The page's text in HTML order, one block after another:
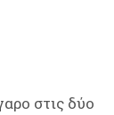
στις δύο